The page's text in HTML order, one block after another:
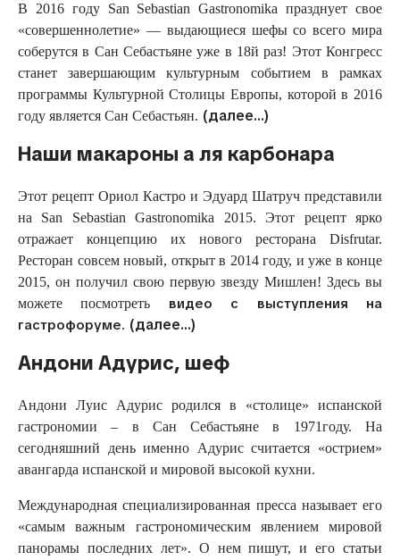
В 2016 году San Sebastian Gastronomika празднует свое
«совершеннолетие» — выдающиеся шефы со всего мира
соберутся в Сан Себастьяне уже в 18й раз! Этот Конгресс
станет завершающим культурным событием в рамках
программы Культурной Столицы Европы, которой в 2016
году является Сан Себастьян. (далее…)
Наши макароны а ля карбонара
Этот рецепт Ориол Кастро и Эдуард Шатруч представили
на San Sebastian Gastronomika 2015. Этот рецепт ярко
отражает концепцию их нового ресторана Disfrutar.
Ресторан совсем новый, открыт в 2014 году, и уже в конце
2015, он получил свою первую звезду Мишлен! Здесь вы
можете посмотреть видео с выступления на
гастрофоруме. (далее…)
Андони Адурис, шеф
Андони Луис Адурис родился в «столице» испанской
гастрономии – в Сан Себастьяне в 1971году. На
сегодняшний день именно Адурис считается «острием»
авангарда испанской и мировой высокой кухни.
Международная специализированная пресса называет его
«самым важным гастрономическим явлением мировой
панорамы последних лет». О нем пишут, и его статьи